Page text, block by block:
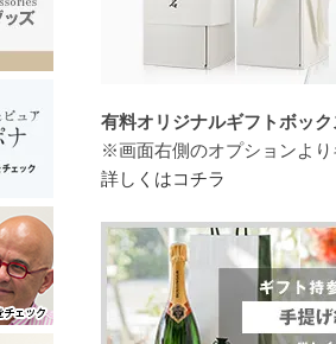
有料オリジナルギフトボッ
※画面右側のオプションよ
詳しくはコチラ